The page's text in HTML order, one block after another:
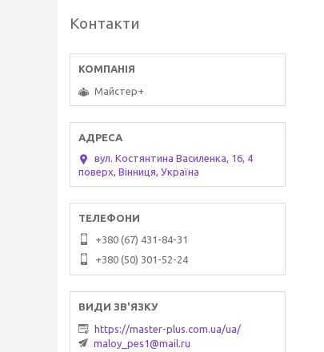
Контакти
Майстер+
вул. Костянтина Василенка, 16, 4
поверх, Вінниця, Україна
+380 (67) 431-84-31
+380 (50) 301-52-24
https://master-plus.com.ua/ua/
maloy_pes1@mail.ru